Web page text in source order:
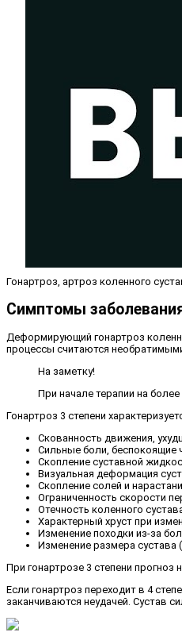
Гонартроз, артроз коленного
Симптомы
Деформирующий гонартроз
процессы считаются
На заметку!
При начале терапии на
Гонартроз 3 степени
Скованность движения,
Сильные боли, беспокоящие
Скопление суставной
Визуальная деформация
Скопление солей и
Ограниченность скорости
Отечность коленного
Характерный хруст при
Изменение походки из-за
Изменение размера сустава
При гонартрозе 3 степени прогноз
Если гонартроз переходит в 4
заканчиваются неудачей. Сустав